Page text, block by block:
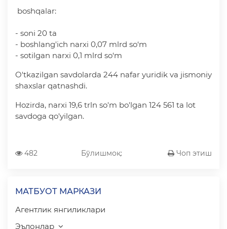
boshqalar:
- soni 20 ta
- boshlang'ich narxi 0,07 mlrd so‘m
- sotilgan narxi 0,1 mlrd so‘m
O'tkazilgan savdolarda 244 nafar yuridik va jismoniy
shaxslar qatnashdi.
Hozirda, narxi 19,6 trln so'm bo'lgan 124 561 ta lot
savdoga qo'yilgan.
482 Бўлишмоқ: Чоп этиш
МАТБУОТ МАРКАЗИ
Агентлик янгиликлари
Эълонлар